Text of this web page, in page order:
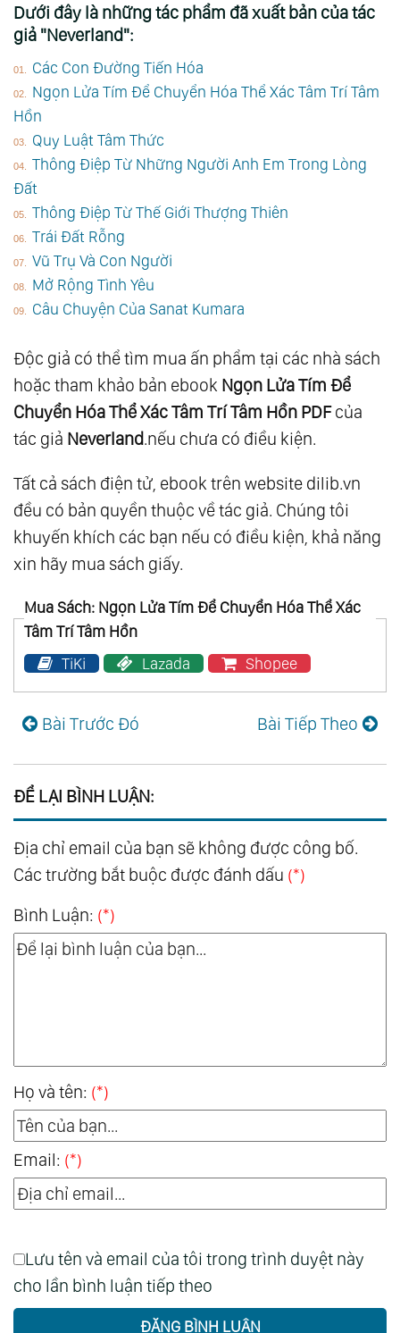
Dưới đây là những tác phẩm đã xuất bản của tác
giả "Neverland":
Các Con Đường Tiến Hóa
Ngọn Lửa Tím Để Chuyển Hóa Thể Xác Tâm Trí Tâm
Hồn
Quy Luật Tâm Thức
Thông Điệp Từ Những Người Anh Em Trong Lòng
Đất
Thông Điệp Từ Thế Giới Thượng Thiên
Trái Đất Rỗng
Vũ Trụ Và Con Người
Mở Rộng Tình Yêu
Câu Chuyện Của Sanat Kumara
Độc giả có thể tìm mua ấn phẩm tại các nhà sách
hoặc tham khảo bản ebook Ngọn Lửa Tím Để
Chuyển Hóa Thể Xác Tâm Trí Tâm Hồn PDFcủa
tác giả Neverland.nếu chưa có điều kiện.
Tất cả sách điện tử, ebook trên website dilib.vn
đều có bản quyền thuộc về tác giả. Chúng tôi
khuyến khích các bạn nếu có điều kiện, khả năng
xin hãy mua sách giấy.
Mua Sách: Ngọn Lửa Tím Để Chuyển Hóa Thể Xác
Tâm Trí Tâm Hồn
TiKi
Lazada Shopee
Bài Trước Đó Bài Tiếp Theo
ĐỂ LẠI BÌNH LUẬN:
Địa chỉ email của bạn sẽ không được công bố.
Các trường bắt buộc được đánh dấu (*)
Bình Luận: (*)
Họ và tên: (*)
Email: (*)
Lưu tên và email của tôi trong trình duyệt này
cho lần bình luận tiếp theo
ĐĂNG BÌNH LUẬN